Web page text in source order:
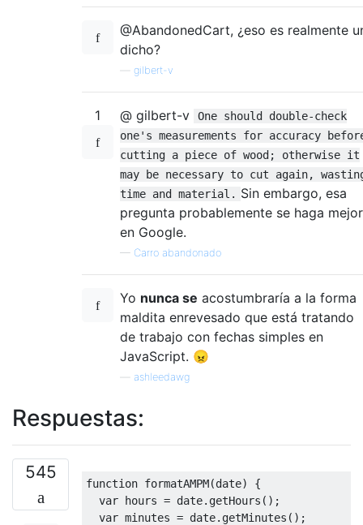
@AbandonedCart, ¿eso es realmente
dicho?
gilbert-v
1 @ gilbert-v
One should double-check
one's measurements for accuracy
cutting a piece of wood; otherwise it
may be necessary to cut again,
time and material. Sin embargo, esa
pregunta probablemente se haga mejor
en Google.
— Carro abandonado
Yo nunca se acostumbraría a la forma
maldita enrevesado que está tratando
de trabajo con fechas simples en
JavaScript. 😠
ashleedawg
Respuestas:
545
function formatAMPM(date)
{
var hours = date. getHours ();
var minutes = date. getMinutes ();